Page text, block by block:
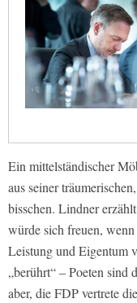
Ein mittelständischer
aus seiner
bisschen. Lindner
würde sich freuen,
Leistung und Eigentum
„berührt“ – Poeten sind
aber, die FDP vertrete